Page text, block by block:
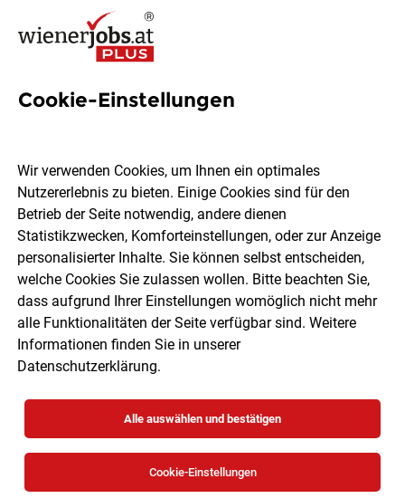
Projekttechniker:in
AGRANA Stärke GmbH / AGRANA Zucker GmbH
Gmünd Vollzeit befristet 05.08.2026
Cookie-Einstellungen
Wir verwenden Cookies, um Ihnen ein optimales
Nutzererlebnis zu bieten. Einige Cookies sind für den
Betrieb der Seite notwendig, andere dienen
Statistikzwecken, Komforteinstellungen, oder zur Anzeige
personalisierter Inhalte. Sie können selbst entscheiden,
welche Cookies Sie zulassen wollen. Bitte beachten Sie,
dass aufgrund Ihrer Einstellungen womöglich nicht mehr
alle Funktionalitäten der Seite verfügbar sind. Weitere
Informationen finden Sie in unserer
Datenschutzerklärung.
Alle auswählen und bestätigen
Cookie-Einstellungen